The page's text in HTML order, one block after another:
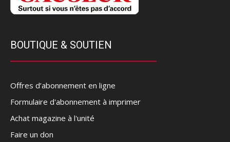
BOUTIQUE & SOUTIEN
Offres d’abonnement en ligne
Formulaire d'abonnement à imprimer
Achat magazine à l'unité
Faire un don